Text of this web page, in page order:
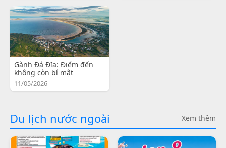
Gành Đá Đĩa: Điểm đến
không còn bí mật
11/05/2026
Du lịch nước ngoài Xem thêm